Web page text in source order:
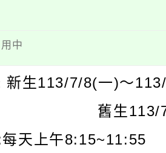
中
新生113/7/8(一)〜
舊生113/
每天上午8:15~11:55